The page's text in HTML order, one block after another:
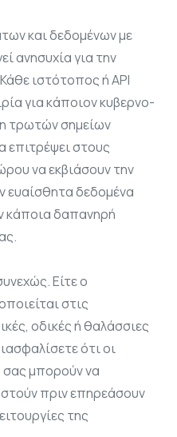
και δεδομένων με
ανησυχία για την
ιστότοπος ή API
για κάποιον κυβερνο-
τρωτών σημείων
στους
να εκβιάσουν την
ευαίσθητα δεδομένα
κάποια δαπανηρή
Είτε ο
στις
οδικές ή θαλάσσιες
ότι οι
σας μπορούν να
πριν επηρεάσουν
της